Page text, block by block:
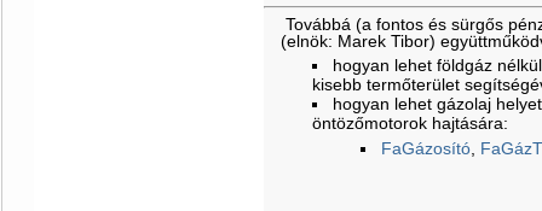
Továbbá (a fontos és sürgős
(elnök: Marek Tibor)
hogyan lehet földgáz
kisebb termőterület
hogyan lehet gázolaj
öntözőmotorok hajtására:
FaGázosító